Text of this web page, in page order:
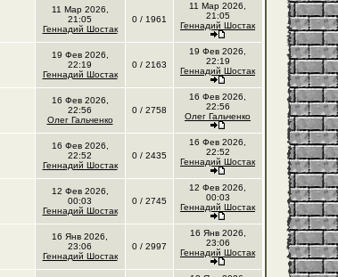
11 Мар 2026,
21:05
Геннадий Шостак
0 / 1961
11 Мар 2026,
21:05
Геннадий Шостак
19 Фев 2026,
22:19
Геннадий Шостак
0 / 2163
19 Фев 2026,
22:19
Геннадий Шостак
16 Фев 2026,
22:56
Олег Гальченко
0 / 2758
16 Фев 2026,
22:56
Олег Гальченко
16 Фев 2026,
22:52
Геннадий Шостак
0 / 2435
16 Фев 2026,
22:52
Геннадий Шостак
12 Фев 2026,
00:03
Геннадий Шостак
0 / 2745
12 Фев 2026,
00:03
Геннадий Шостак
16 Янв 2026,
23:06
Геннадий Шостак
0 / 2997
16 Янв 2026,
23:06
Геннадий Шостак